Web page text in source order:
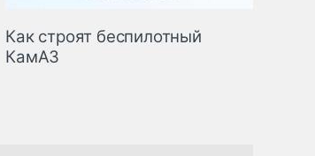
Как строят беспилотный
КамАЗ